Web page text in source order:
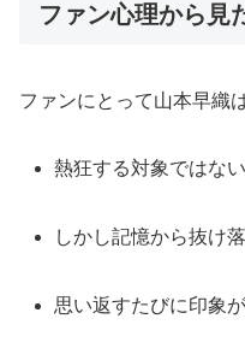
ファン心理から見
ファンにとって山本早織は
熱狂する対象ではない
しかし記憶から抜け
思い返すたびに印象